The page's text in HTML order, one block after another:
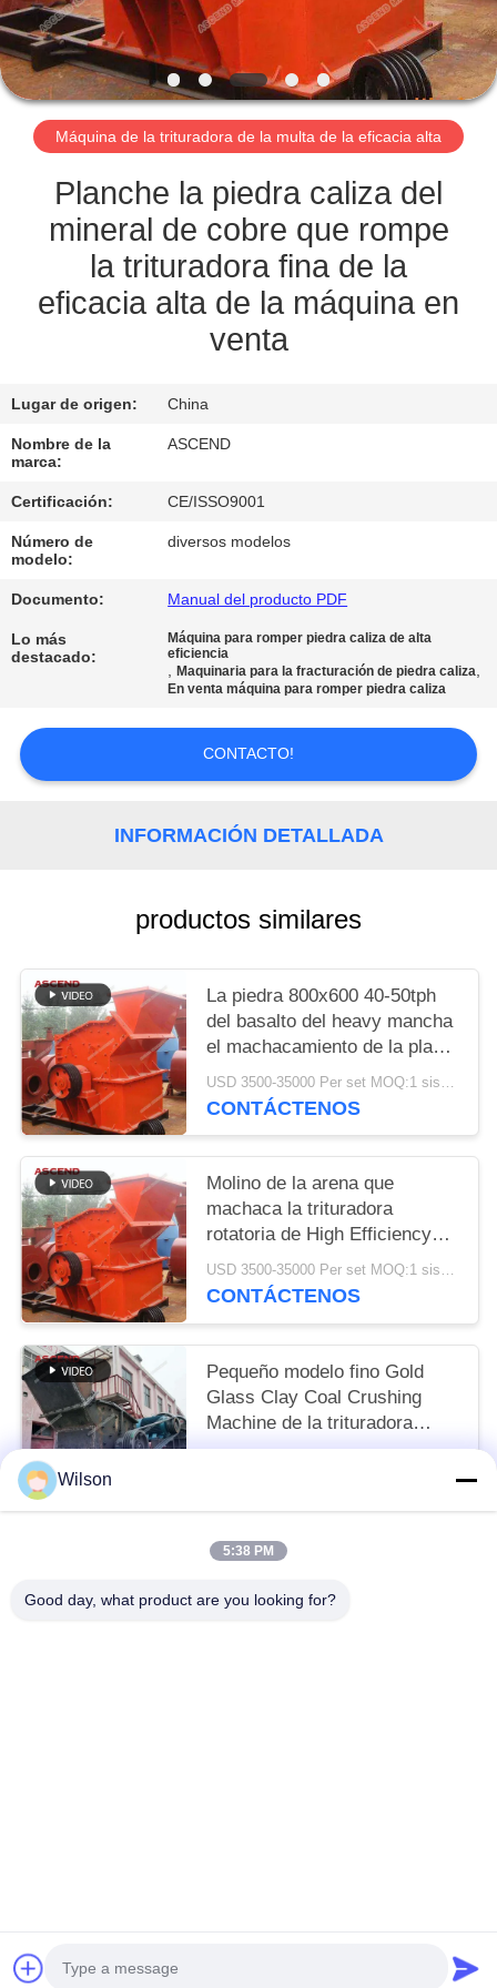
CONTROL
DE
CALIDAD
ÉNTRENOS
CONTACTO
CON
UNA
CITA
MAPA
DEL
SITIO
POLÍTICA
PRIVACIDAD
Máquina de la trituradora de la multa de la eficacia alta
Planche la piedra caliza del
mineral de cobre que rompe
la trituradora fina de la
eficacia alta de la máquina en
venta
Lugar de origen: China
Nombre de la
marca:
ASCEND
Certificación: CE/ISSO9001
Número de
modelo:
diversos modelos
Documento: Manual del producto PDF
Lo más
destacado:
Máquina para romper piedra caliza de alta
eficiencia
,Maquinaria para la fracturación de piedra caliza,
En venta máquina para romper piedra caliza
CONTACTO!
INFORMACIÓN DETALLADA
productos similares
La piedra 800x600 40-50tph
del basalto del heavy mancha
el machacamiento de la planta
fina de la trituradora de la
eficacia alta
CONTÁCTENOS
Molino de la arena que
machaca la trituradora
rotatoria de High Efficiency
Fine del modelo de la minería
aurífera 1200x1200
USD 3500-35000 Per set MOQ:1 sistema
CONTÁCTENOS
Pequeño modelo fino Gold
Glass Clay Coal Crushing
Machine de la trituradora
800x400 de la eficacia alta
Wilson
5:38 PM
Good day, what product are you looking for?